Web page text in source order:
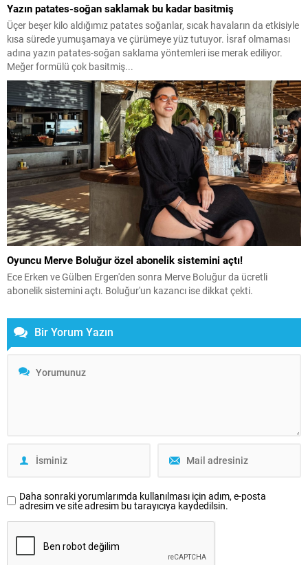
Yazın patates-soğan saklamak bu kadar basitmiş
Üçer beşer kilo aldığımız patates soğanlar, sıcak havaların da etkisiyle
kısa sürede yumuşamaya ve çürümeye yüz tutuyor. İsraf olmaması
adına yazın patates-soğan saklama yöntemleri ise merak ediliyor.
Meğer formülü çok basitmiş...
Oyuncu Merve Boluğur özel abonelik sistemini açtı!
Ece Erken ve Gülben Ergen'den sonra Merve Boluğur da ücretli
abonelik sistemini açtı. Boluğur'un kazancı ise dikkat çekti.
Bir Yorum Yazın
Daha sonraki yorumlarımda kullanılması için adım, e-posta
adresim ve site adresim bu tarayıcıya kaydedilsin.